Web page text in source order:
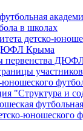
в школах
детско-
Крыма
первенства
юношеского
"Структура и
юношеского